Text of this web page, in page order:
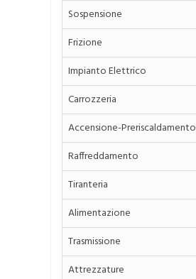
Sospensione
Frizione
Impianto Elettrico
Carrozzeria
Accensione-Preriscaldamento
Raffreddamento
Tiranteria
Alimentazione
Trasmissione
Attrezzature